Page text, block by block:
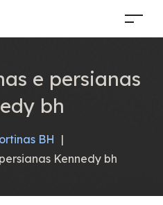
e persianas
bh
BH
|
Kennedy bh